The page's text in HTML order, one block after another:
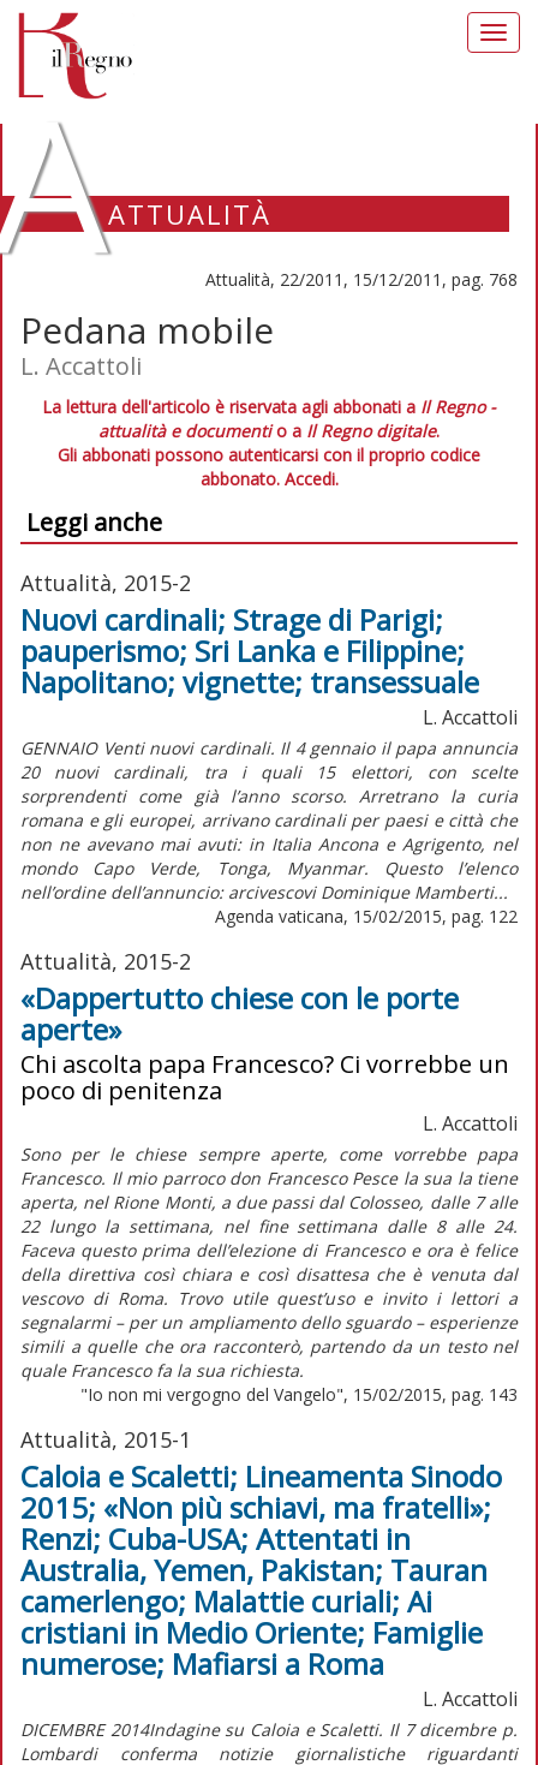
ATTUALITÀ
Attualità, 22/2011, 15/12/2011, pag. 768
Pedana mobile
L. Accattoli
La lettura dell'articolo è riservata agli abbonati a Il Regno -
attualità e documentio a Il Regno digitale.
Gli abbonati possono autenticarsi con il proprio codice
abbonato. Accedi.
Leggi anche
Attualità, 2015-2
Nuovi cardinali; Strage di Parigi;
pauperismo; Sri Lanka e Filippine;
Napolitano; vignette; transessuale
L. Accattoli
GENNAIO Venti nuovi cardinali. Il 4 gennaio il papa annuncia
20 nuovi cardinali, tra i quali 15 elettori, con scelte
sorprendenti come già l’anno scorso. Arretrano la curia
romana e gli europei, arrivano cardinali per paesi e città che
non ne avevano mai avuti: in Italia Ancona e Agrigento, nel
mondo Capo Verde, Tonga, Myanmar. Questo l’elenco
nell’ordine dell’annuncio: arcivescovi Dominique Mamberti...
Agenda vaticana, 15/02/2015, pag. 122
Attualità, 2015-2
«Dappertutto chiese con le porte
aperte»
Chi ascolta papa Francesco? Ci vorrebbe un
poco di penitenza
L. Accattoli
Sono per le chiese sempre aperte, come vorrebbe papa
Francesco. Il mio parroco don Francesco Pesce la sua la tiene
aperta, nel Rione Monti, a due passi dal Colosseo, dalle 7 alle
22 lungo la settimana, nel fine settimana dalle 8 alle 24.
Faceva questo prima dell’elezione di Francesco e ora è felice
della direttiva così chiara e così disattesa che è venuta dal
vescovo di Roma. Trovo utile quest’uso e invito i lettori a
segnalarmi – per un ampliamento dello sguardo – esperienze
simili a quelle che ora racconterò, partendo da un testo nel
quale Francesco fa la sua richiesta.
"Io non mi vergogno del Vangelo", 15/02/2015, pag. 143
Attualità, 2015-1
Caloia e Scaletti; Lineamenta Sinodo
2015; «Non più schiavi, ma fratelli»;
Renzi; Cuba-USA; Attentati in
Australia, Yemen, Pakistan; Tauran
camerlengo; Malattie curiali; Ai
cristiani in Medio Oriente; Famiglie
numerose; Mafiarsi a Roma
L. Accattoli
DICEMBRE 2014Indagine su Caloia e Scaletti. Il 7 dicembre p.
Lombardi conferma notizie giornalistiche riguardanti